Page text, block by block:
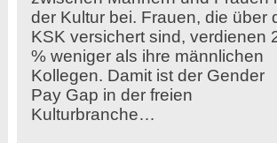
der Kultur bei. Frauen, die über
KSK versichert sind, verdienen
% weniger als ihre männlichen
Kollegen. Damit ist der Gender
Pay Gap in der freien
Kulturbranche…